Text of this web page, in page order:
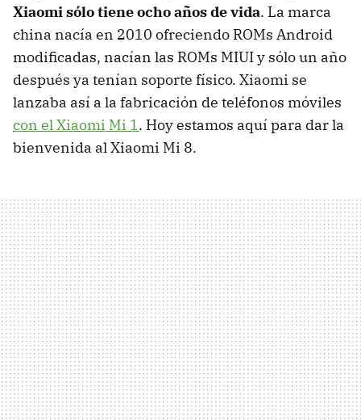
Xiaomi sólo tiene ocho años de vida. La marca
china nacía en 2010 ofreciendo ROMs Android
modificadas, nacían las ROMs MIUI y sólo un año
después ya tenían soporte físico. Xiaomi se
lanzaba así a la fabricación de teléfonos móviles
con el Xiaomi Mi 1. Hoy estamos aquí para dar la
bienvenida al Xiaomi Mi 8.